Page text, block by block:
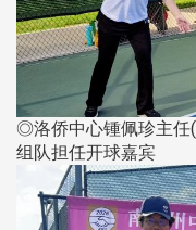
◎洛侨中心锺佩珍主任
组队担任开球嘉宾